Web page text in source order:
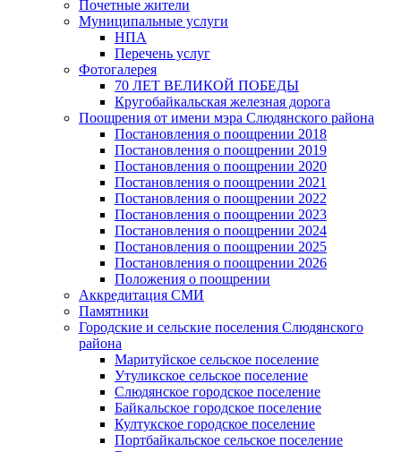
Почетные жители
Муниципальные услуги
НПА
Перечень услуг
Фотогалерея
70 ЛЕТ ВЕЛИКОЙ ПОБЕДЫ
Кругобайкальская железная дорога
Поощрения от имени мэра Слюдянского района
Постановления о поощрении 2018
Постановления о поощрении 2019
Постановления о поощрении 2020
Постановления о поощрении 2021
Постановления о поощрении 2022
Постановления о поощрении 2023
Постановления о поощрении 2024
Постановления о поощрении 2025
Постановления о поощрении 2026
Положения о поощрении
Аккредитация СМИ
Памятники
Городские и сельские поселения Слюдянского
района
Маритуйское сельское поселение
Утуликское сельское поселение
Слюдянское городское поселение
Байкальское городское поселение
Култукское городское поселение
Портбайкальское сельское поселение